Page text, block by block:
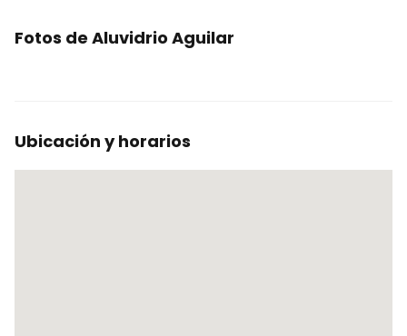
Fotos de Aluvidrio Aguilar
Ubicación y horarios